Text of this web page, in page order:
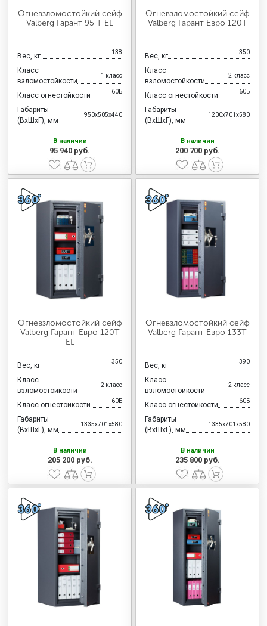
Огневзломостойкий сейф
Valberg Гарант 95 T EL
Вес, кг 138
Класс
взломостойкости
1 класс
Класс огнестойкости 60Б
Габариты
(ВхШхГ), мм
950x505x440
В наличии
95 940 руб.
Огневзломостойкий сейф
Valberg Гарант Евро 120Т
Вес, кг 350
Класс
взломостойкости
2 класс
Класс огнестойкости 60Б
Габариты
(ВхШхГ), мм
1200x701x580
В наличии
200 700 руб.
Огневзломостойкий сейф
Valberg Гарант Евро 120Т
EL
Вес, кг 350
Класс
взломостойкости
2 класс
Класс огнестойкости 60Б
Габариты
(ВхШхГ), мм
1335x701x580
В наличии
205 200 руб.
Огневзломостойкий сейф
Valberg Гарант Евро 133Т
Вес, кг 390
Класс
взломостойкости
2 класс
Класс огнестойкости 60Б
Габариты
(ВхШхГ), мм
1335x701x580
В наличии
235 800 руб.